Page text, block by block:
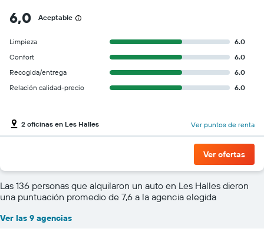
6,0 Aceptable
Limpieza
6.0
Confort
6.0
Recogida/entrega
6.0
Relación calidad-precio
6.0
2 oficinas en Les Halles Ver puntos de renta
Ver ofertas
Las 136 personas que alquilaron un auto en Les Halles dieron
una puntuación promedio de 7,6 a la agencia elegida
Ver las 9 agencias